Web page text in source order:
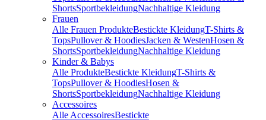
ShortsSportbekleidungNachhaltige Kleidung
Frauen
Alle Frauen ProdukteBestickte KleidungT-Shirts &
TopsPullover & HoodiesJacken & WestenHosen &
ShortsSportbekleidungNachhaltige Kleidung
Kinder & Babys
Alle ProdukteBestickte KleidungT-Shirts &
TopsPullover & HoodiesHosen &
ShortsSportbekleidungNachhaltige Kleidung
Accessoires
Alle AccessoiresBestickte